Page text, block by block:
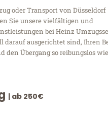
oder Transport von
Sie unsere vielfältigen und
bei Heinz
darauf ausgerichtet sind, Ihren
den Übergang so reibungslos
| ab 250€